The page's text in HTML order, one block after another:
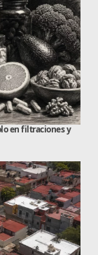
en filtraciones y